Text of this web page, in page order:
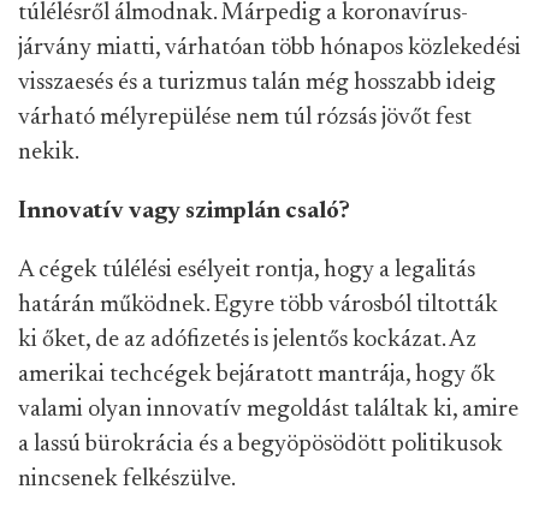
túlélésről álmodnak. Márpedig a koronavírus-
járvány miatti, várhatóan több hónapos közlekedési
visszaesés és a turizmus talán még hosszabb ideig
várható mélyrepülése nem túl rózsás jövőt fest
nekik.
Innovatív vagy szimplán csaló?
A cégek túlélési esélyeit rontja, hogy a legalitás
határán működnek. Egyre több városból tiltották
ki őket, de az adófizetés is jelentős kockázat. Az
amerikai techcégek bejáratott mantrája, hogy ők
valami olyan innovatív megoldást találtak ki, amire
a lassú bürokrácia és a begyöpösödött politikusok
nincsenek felkészülve.